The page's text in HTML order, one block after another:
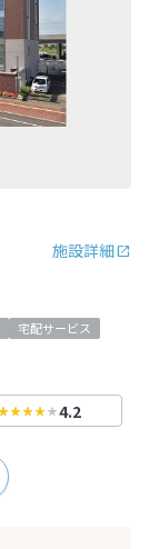
施設詳細
宅配サービス
4.2